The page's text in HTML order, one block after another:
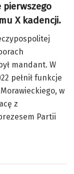
pierwszego
X kadencji.
mandant. W
pełnił funkcje
w
z
Partii